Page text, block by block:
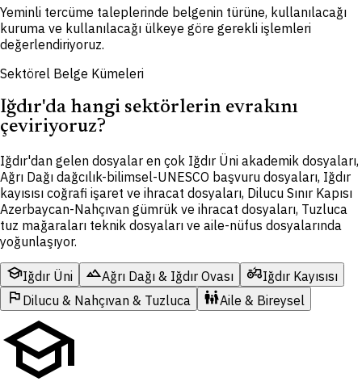
Yeminli tercüme taleplerinde belgenin türüne, kullanılacağı
kuruma ve kullanılacağı ülkeye göre gerekli işlemleri
değerlendiriyoruz.
Sektörel Belge Kümeleri
Iğdır'da hangi sektörlerin evrakını
çeviriyoruz?
Iğdır'dan gelen dosyalar en çok Iğdır Üni akademik dosyaları,
Ağrı Dağı dağcılık-bilimsel-UNESCO başvuru dosyaları, Iğdır
kayısısı coğrafi işaret ve ihracat dosyaları, Dilucu Sınır Kapısı
Azerbaycan-Nahçıvan gümrük ve ihracat dosyaları, Tuzluca
tuz mağaraları teknik dosyaları ve aile-nüfus dosyalarında
yoğunlaşıyor.
schoolIğdır Üni landscapeAğrı Dağı & Iğdır Ovası agricultureIğdır Kayısısı
flag Dilucu & Nahçıvan & Tuzluca family_restroomAile & Bireysel
school